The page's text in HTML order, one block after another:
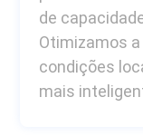
de
Otimizamos
condições
mais